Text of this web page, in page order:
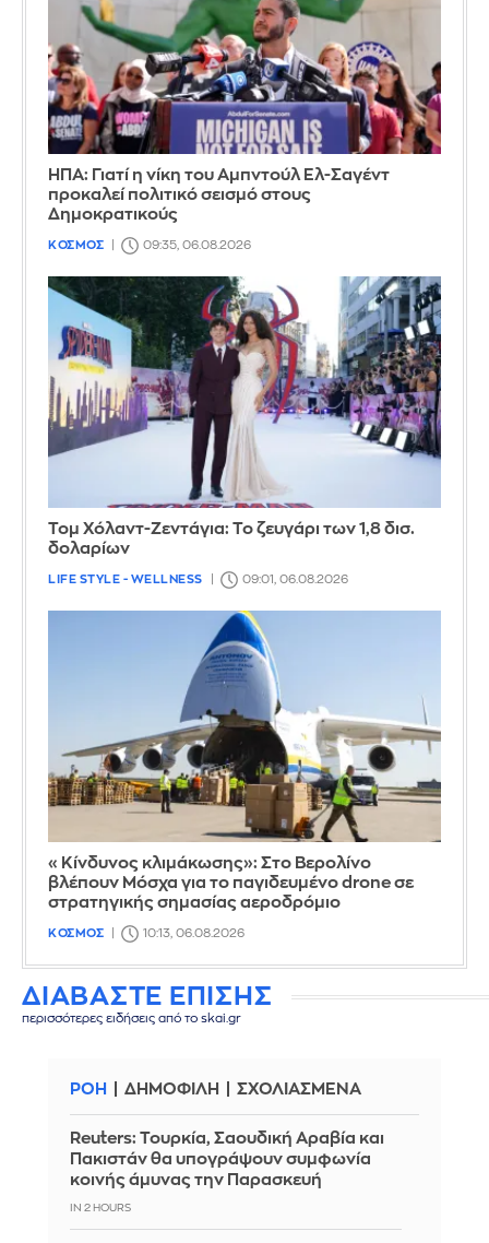
ΗΠΑ: Γιατί η νίκη του Αμπντούλ Ελ-Σαγέντ
προκαλεί πολιτικό σεισμό στους
Δημοκρατικούς
ΚΟΣΜΟΣ 09:35, 06.08.2026
Τομ Χόλαντ-Ζεντάγια: Το ζευγάρι των 1,8 δισ.
δολαρίων
LIFE STYLE - WELLNESS 09:01, 06.08.2026
«Κίνδυνος κλιμάκωσης»: Στο Βερολίνο
βλέπουν Μόσχα για το παγιδευμένο drone σε
στρατηγικής σημασίας αεροδρόμιο
ΚΟΣΜΟΣ 10:13, 06.08.2026
ΔΙΑΒΑΣΤΕ ΕΠΙΣΗΣ
περισσότερες ειδήσεις από το skai.gr
ΡΟΗ ΔΗΜΟΦΙΛΗ ΣΧΟΛΙΑΣΜΕΝΑ
Reuters: Τουρκία, Σαουδική Αραβία και
Πακιστάν θα υπογράψουν συμφωνία
κοινής άμυνας την Παρασκευή
IN 2 HOURS